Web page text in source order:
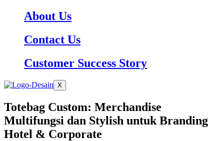
About Us
Contact Us
Customer Success Story
X
Totebag Custom: Merchandise
Multifungsi dan Stylish untuk Branding
Hotel & Corporate